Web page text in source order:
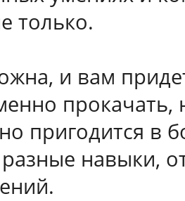
только.
и вам
прокачать,
пригодится
навыки,